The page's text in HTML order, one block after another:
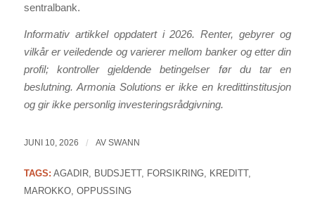
sentralbank.
Informativ artikkel oppdatert i 2026. Renter, gebyrer og
vilkår er veiledende og varierer mellom banker og etter din
profil; kontroller gjeldende betingelser før du tar en
beslutning. Armonia Solutions er ikke en kredittinstitusjon
og gir ikke personlig investeringsrådgivning.
JUNI 10, 2026 / AV SWANN
TAGS: AGADIR, BUDSJETT, FORSIKRING, KREDITT,
MAROKKO, OPPUSSING